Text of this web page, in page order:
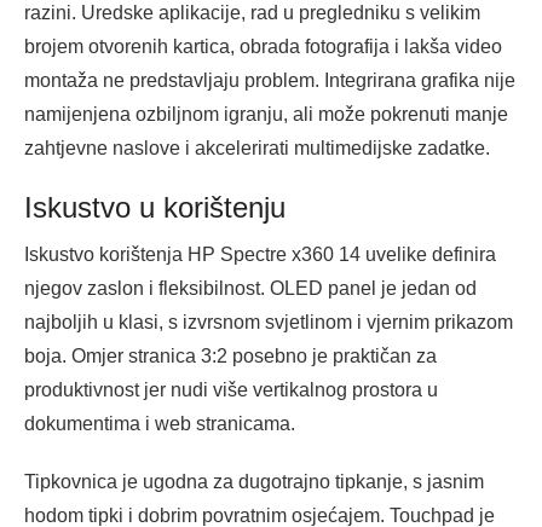
razini. Uredske aplikacije, rad u pregledniku s velikim
brojem otvorenih kartica, obrada fotografija i lakša video
montaža ne predstavljaju problem. Integrirana grafika nije
namijenjena ozbiljnom igranju, ali može pokrenuti manje
zahtjevne naslove i akcelerirati multimedijske zadatke.
Iskustvo u korištenju
Iskustvo korištenja HP Spectre x360 14 uvelike definira
njegov zaslon i fleksibilnost. OLED panel je jedan od
najboljih u klasi, s izvrsnom svjetlinom i vjernim prikazom
boja. Omjer stranica 3:2 posebno je praktičan za
produktivnost jer nudi više vertikalnog prostora u
dokumentima i web stranicama.
Tipkovnica je ugodna za dugotrajno tipkanje, s jasnim
hodom tipki i dobrim povratnim osjećajem. Touchpad je